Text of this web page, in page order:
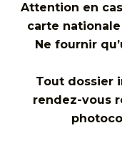
Attention en
carte
Ne fournir
Tout dossier
rendez-vous